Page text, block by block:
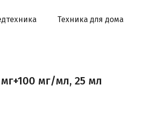
Техника для дома
мг/мл, 25 мл